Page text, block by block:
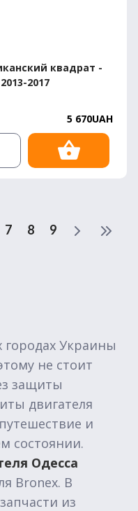
квадрат -
2017
5 670UAH
7 8 9
городах Украины
не стоит
защиты
двигателя
и
состоянии.
Одесса
Bronex. В
из